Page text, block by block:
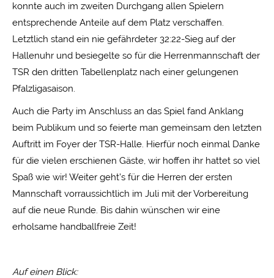
konnte auch im zweiten Durchgang allen Spielern
entsprechende Anteile auf dem Platz verschaffen.
Letztlich stand ein nie gefährdeter 32:22-Sieg auf der
Hallenuhr und besiegelte so für die Herrenmannschaft der
TSR den dritten Tabellenplatz nach einer gelungenen
Pfalzligasaison.
Auch die Party im Anschluss an das Spiel fand Anklang
beim Publikum und so feierte man gemeinsam den letzten
Auftritt im Foyer der TSR-Halle. Hierfür noch einmal Danke
für die vielen erschienen Gäste, wir hoffen ihr hattet so viel
Spaß wie wir! Weiter geht’s für die Herren der ersten
Mannschaft vorraussichtlich im Juli mit der Vorbereitung
auf die neue Runde. Bis dahin wünschen wir eine
erholsame handballfreie Zeit!
Auf einen Blick: